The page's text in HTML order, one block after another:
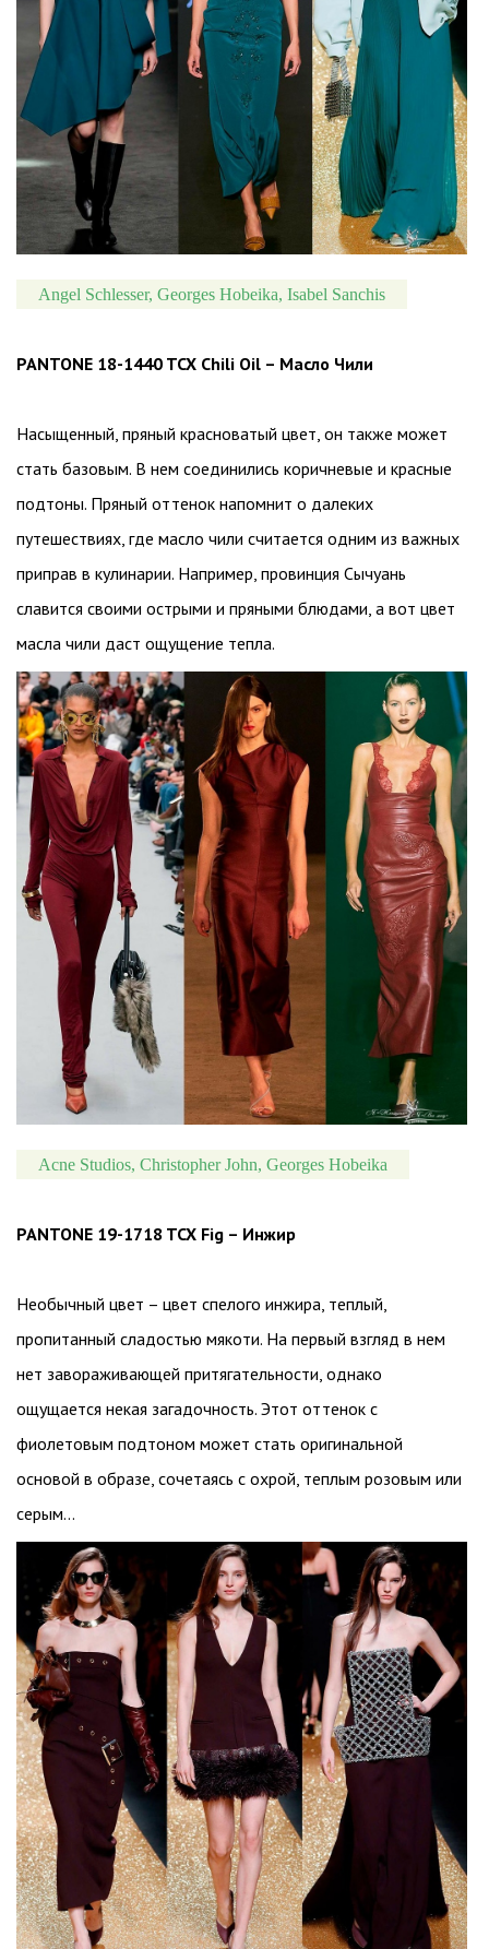
Angel Schlesser, Georges Hobeika, Isabel Sanchis
PANTONE 18-1440 TCX Chili Oil – Масло Чили
Насыщенный, пряный красноватый цвет, он также может
стать базовым. В нем соединились коричневые и красные
подтоны. Пряный оттенок напомнит о далеких
путешествиях, где масло чили считается одним из важных
приправ в кулинарии. Например, провинция Сычуань
славится своими острыми и пряными блюдами, а вот цвет
масла чили даст ощущение тепла.
Acne Studios, Christopher John, Georges Hobeika
PANTONE 19-1718 TCX Fig – Инжир
Необычный цвет – цвет спелого инжира, теплый,
пропитанный сладостью мякоти. На первый взгляд в нем
нет завораживающей притягательности, однако
ощущается некая загадочность. Этот оттенок с
фиолетовым подтоном может стать оригинальной
основой в образе, сочетаясь с охрой, теплым розовым или
серым…